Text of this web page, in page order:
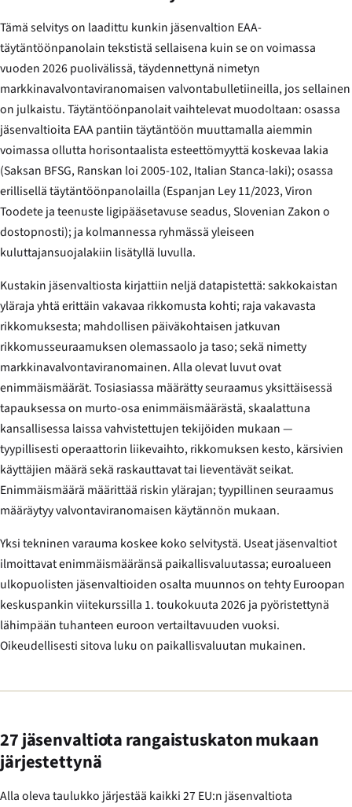
Tämä selvitys on laadittu kunkin jäsenvaltion EAA-
täytäntöönpanolain tekstistä sellaisena kuin se on voimassa
vuoden 2026 puolivälissä, täydennettynä nimetyn
markkinavalvontaviranomaisen valvontabulletiineilla, jos sellainen
on julkaistu. Täytäntöönpanolait vaihtelevat muodoltaan: osassa
jäsenvaltioita EAA pantiin täytäntöön muuttamalla aiemmin
voimassa ollutta horisontaalista esteettömyyttä koskevaa lakia
(Saksan BFSG, Ranskan loi 2005-102, ItalianStanca-laki); osassa
erillisellä täytäntöönpanolailla (Espanjan Ley 11/2023, Viron
Toodete ja teenuste ligipääsetavuse seadus, SlovenianZakon o
dostopnosti); ja kolmannessa ryhmässä yleiseen
kuluttajansuojalakiin lisätyllä luvulla.
Kustakin jäsenvaltiosta kirjattiin neljä datapistettä: sakkokaistan
yläraja yhtä erittäin vakavaa rikkomusta kohti; raja vakavasta
rikkomuksesta; mahdollisen päiväkohtaisen jatkuvan
rikkomusseuraamuksen olemassaolo ja taso; sekä nimetty
markkinavalvontaviranomainen. Alla olevat luvut ovat
enimmäismäärät. Tosiasiassa määrätty seuraamus yksittäisessä
tapauksessa on murto-osa enimmäismäärästä, skaalattuna
kansallisessa laissa vahvistettujen tekijöiden mukaan —
tyypillisesti operaattorin liikevaihto, rikkomuksen kesto, kärsivien
käyttäjien määrä sekä raskauttavat tai lieventävät seikat.
Enimmäismäärä määrittää riskin ylärajan; tyypillinen seuraamus
määräytyy valvontaviranomaisen käytännön mukaan.
Yksi tekninen varauma koskee koko selvitystä. Useat jäsenvaltiot
ilmoittavat enimmäismääränsä paikallisvaluutassa; euroalueen
ulkopuolisten jäsenvaltioiden osalta muunnos on tehty Euroopan
keskuspankin viitekurssilla 1. toukokuuta 2026 ja pyöristettynä
lähimpään tuhanteen euroon vertailtavuuden vuoksi.
Oikeudellisesti sitova luku on paikallisvaluutan mukainen.
27 jäsenvaltiota rangaistuskaton mukaan
järjestettynä
Alla oleva taulukko järjestää kaikki 27 EU:n jäsenvaltiota